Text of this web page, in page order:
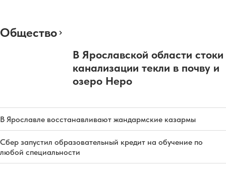
Общество
В Ярославской области стоки
канализации текли в почву и
озеро Неро
В Ярославле восстанавливают жандармские казармы
Сбер запустил образовательный кредит на обучение по
любой специальности